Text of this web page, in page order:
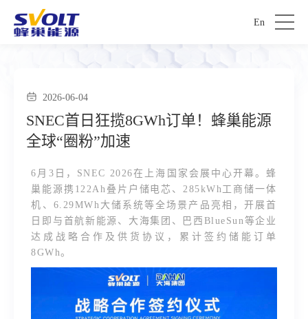
En
2026-06-04
SNEC首日狂揽8GWh订单！蜂巢能源
全球“圈粉”加速
6月3日，SNEC 2026在上海国家会展中心开幕。蜂
巢能源携122Ah叠片户储电芯、285kWh工商储一体
机、6.29MWh大储系统等全场景产品亮相，开展首
日即与首航新能源、大海集团、巴西BlueSun等企业
达成战略合作及供货协议，累计签约储能订单
8GWh。